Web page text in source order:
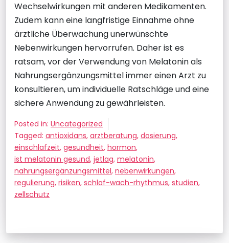
Wechselwirkungen mit anderen Medikamenten.
Zudem kann eine langfristige Einnahme ohne
ärztliche Überwachung unerwünschte
Nebenwirkungen hervorrufen. Daher ist es
ratsam, vor der Verwendung von Melatonin als
Nahrungsergänzungsmittel immer einen Arzt zu
konsultieren, um individuelle Ratschläge und eine
sichere Anwendung zu gewährleisten.
Posted in: Uncategorized
Tagged: antioxidans, arztberatung, dosierung,
einschlafzeit, gesundheit, hormon,
ist melatonin gesund, jetlag, melatonin,
nahrungsergänzungsmittel, nebenwirkungen,
regulierung, risiken, schlaf-wach-rhythmus, studien,
zellschutz